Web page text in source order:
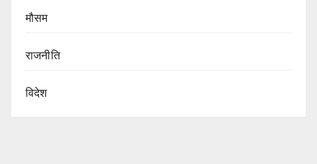
मौसम
राजनीति
विदेश